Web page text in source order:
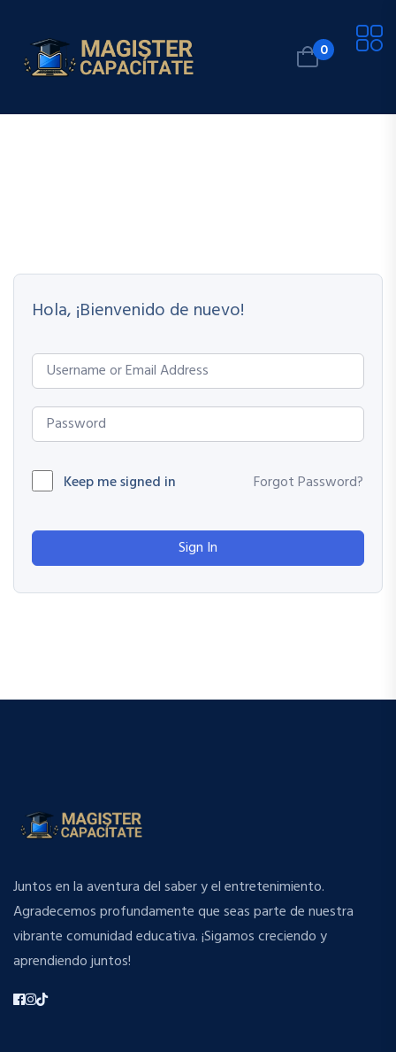
0
Hola, ¡Bienvenido de nuevo!
Keep me signed in Forgot Password?
Sign In
Juntos en la aventura del saber y el entretenimiento.
Agradecemos profundamente que seas parte de nuestra
vibrante comunidad educativa. ¡Sigamos creciendo y
aprendiendo juntos!